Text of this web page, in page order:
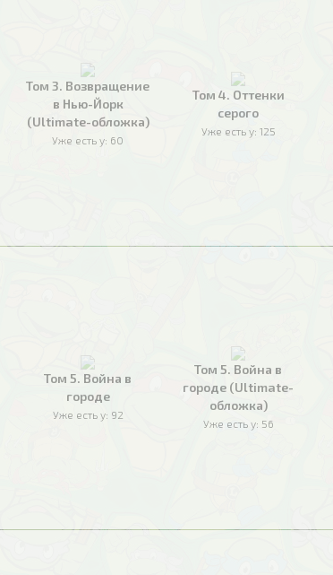
Том 3. Возвращение
в Нью-Йорк
(Ultimate-обложка)
Уже есть у: 60
Том 4. Оттенки
серого
Уже есть у: 125
Том 5. Война в
городе
Уже есть у: 92
Том 5. Война в
городе (Ultimate-
обложка)
Уже есть у: 56